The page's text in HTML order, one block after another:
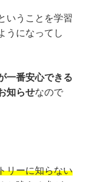
いうことを学習
うになってし
一番安心できる
知らせなので
リーに知らない